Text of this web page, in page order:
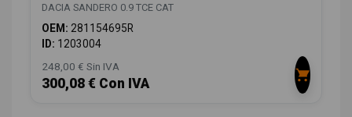
DACIA SANDERO 0.9 TCE CAT
OEM: 281154695R
ID: 1203004
248,00 € Sin IVA
300,08 € Con IVA